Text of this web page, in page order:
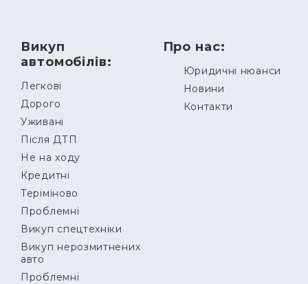
Викуп
автомобілів:
Легкові
Дорого
Уживані
Після ДТП
Не на ходу
Кредитні
Теріміново
Проблемні
Викуп спецтехніки
Викуп нерозмитнених
авто
Проблемні
Про нас:
Юридичні нюанси
Новини
Контакти